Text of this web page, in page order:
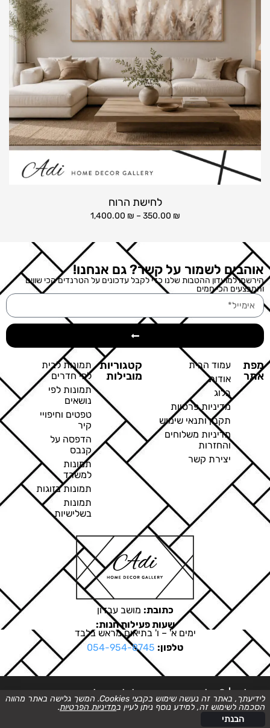
לחישת הרוח
350.00 ₪
–
1,400.00 ₪
אוהבים לשמור על קשר? גם אנחנו!
הירשמו למועדון ההטבות שלנו כדי לקבל עדכונים על הטרנדים הכי שווים
והמבצעים הכי חמים
מפת
אתר
עמוד הבית
אודות
בלוג
מדיניות פרטיות
תקנון ותנאי שימוש
מדיניות משלוחים
והחזרות
יצירת קשר
קטגוריות
מובילות
תמונות לבית
לפי חדרים
תמונות לפי
נושאים
טפטים וחיפויי
קיר
הדפסה על
קנבס
תמונות
למשרד
תמונות בזוגות
תמונות
בשלישיות
כתובת: מושב עבדון
שעות פעילות חנות:
ימים א' – ו' בתיאום מראש בלבד
טלפון: 054-954-8745
ט.ל.ח. | © כל הזכויות שמורות לגלריה של עדי
בניית אתרים
לידיעתך, באתר זה נעשה שימוש בקבצי Cookies. המשך גלישה באתר מהווה
הסכמה לשימוש זה, למידע נוסף ניתן לעיין במדיניות הפרטיות.
הבנתי